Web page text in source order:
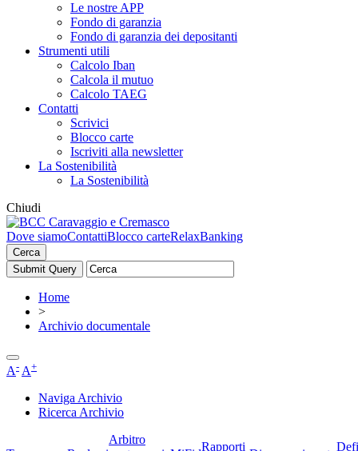
Le nostre APP
Fondo di garanzia
Fondo di garanzia dei depositanti
Strumenti utili
Calcolo Iban
Calcola il mutuo
Calcolo TAEG
Contatti
Scrivici
Blocco carte
Iscriviti alla newsletter
La Sostenibilità
La Sostenibilità
Chiudi
Dove siamoContattiBlocco carteRelaxBanking
Cerca
Home
>
Archivio documentale
A- A+
Naviga Archivio
Ricerca Archivio
Arbitro
Rapporti